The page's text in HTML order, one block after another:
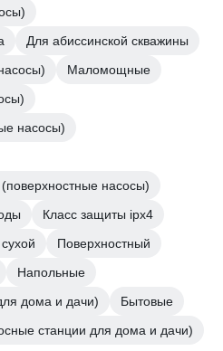
Для абиссинской скважины
Маломощные
насосы)
насосы)
Класс защиты ipx4
Поверхностный
Напольные
дома и дачи)
Бытовые
станции для дома и дачи)